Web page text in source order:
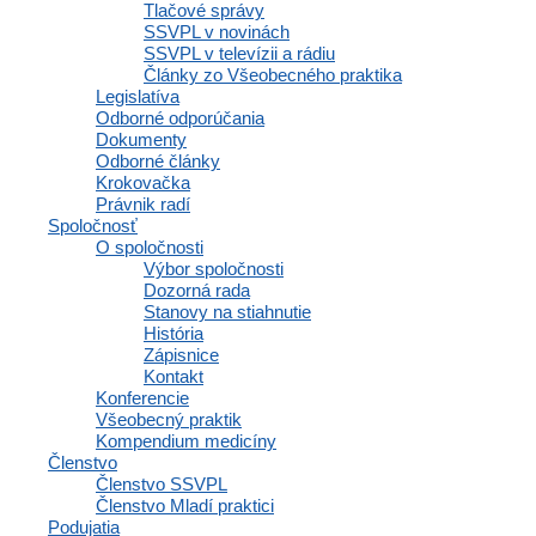
Tlačové správy
SSVPL v novinách
SSVPL v televízii a rádiu
Články zo Všeobecného praktika
Legislatíva
Odborné odporúčania
Dokumenty
Odborné články
Krokovačka
Právnik radí
Spoločnosť
O spoločnosti
Výbor spoločnosti
Dozorná rada
Stanovy na stiahnutie
História
Zápisnice
Kontakt
Konferencie
Všeobecný praktik
Kompendium medicíny
Členstvo
Členstvo SSVPL
Členstvo Mladí praktici
Podujatia
VŠEOBECNÉHO
PRAKTICKÉHO
LEKÁRSTVA
Business Center Polianky (BCP)
Polianky 5, 841 01 Bratislava
IČO: 35607131
Osobné informácie a profil
Výhody a zľavy
Vzdelávacie materiály a odborné zdroje